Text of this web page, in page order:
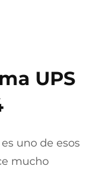
UPS
uno de esos
mucho